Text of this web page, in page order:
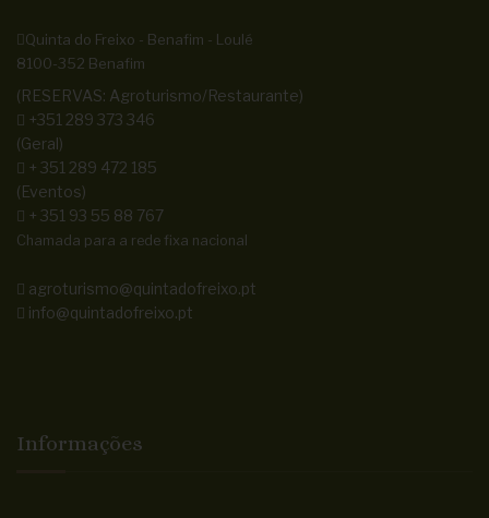
Quinta do Freixo - Benafim - Loulé
8100-352 Benafim
(RESERVAS: Agroturismo/Restaurante)
+351 289 373 346
(Geral)
+ 351 289 472 185
(Eventos)
+ 351 93 55 88 767
Chamada para a rede fixa nacional
agroturismo@quintadofreixo.pt
info@quintadofreixo.pt
Informações